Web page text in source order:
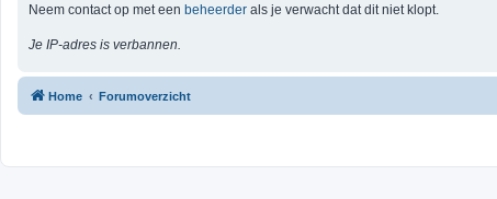
Neem contact op met een beheerder als je verwacht dat dit niet klopt.
Je IP-adres is verbannen.
Home Forumoverzicht